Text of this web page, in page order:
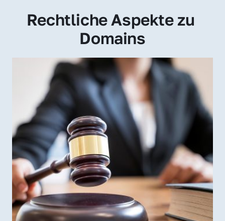
Rechtliche Aspekte zu
Domains